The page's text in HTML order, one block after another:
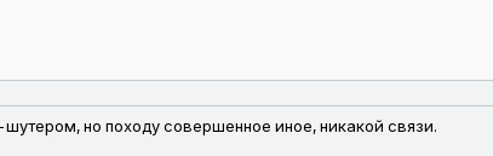
но походу совершенное иное, никакой связи.